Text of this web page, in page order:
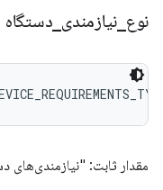
نوع نیازمندی دستگاه
مقدار ثابت: "نیازمندی‌های